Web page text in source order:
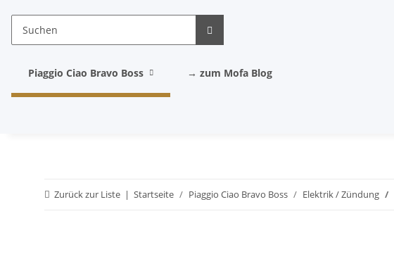
Piaggio Ciao Bravo Boss → zum Mofa Blog
Zurück zur Liste Startseite Piaggio Ciao Bravo Boss Elektrik / Zündung